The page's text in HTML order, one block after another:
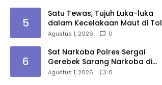
5
Satu Tewas, Tujuh Luka-luka
dalam Kecelakaan Maut di Tol
Medan–Tebing Tinggi
Agustus 1, 2026 0
6
Sat Narkoba Polres Sergai
Gerebek Sarang Narkoba di
Sungai Buaya, Satu Terduga
Agustus 1, 2026 0